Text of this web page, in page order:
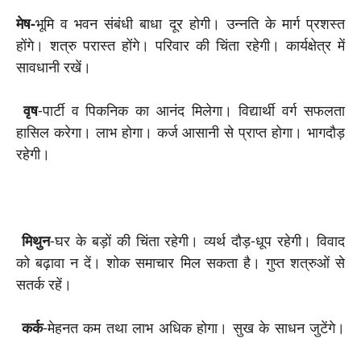
मेष-भूमि व भवन संबंधी बाधा दूर होगी। उन्नति के मार्ग प्रशस्त
होंगे। शत्रु परास्त होंगे। परिवार की चिंता रहेगी। कार्यक्षेत्र में
सावधानी रखें।
वृष-पार्टी व पिकनिक का आनंद मिलेगा। विद्यार्थी वर्ग सफलता
हासिल करेगा। लाभ होगा। कर्ज आसानी से प्राप्त होगा। भागदौड़
रहेगी।
मिथुन-घर के बड़ों की चिंता रहेगी। व्यर्थ दौड़-धूप रहेगी। विवाद
को बढ़ावा न दें। शोक समाचार मिल सकता है। गुप्त शत्रुओं से
सतर्क रहें।
कर्क-मेहनत कम तथा लाभ अधिक होगा। सुख के साधन जुटेंगे।